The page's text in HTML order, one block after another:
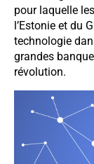
pour laquelle
l’Estonie et du
technologie
grandes
révolution.